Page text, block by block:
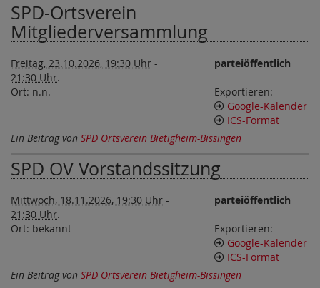
SPD-Ortsverein
Mitgliederversammlung
parteiöffentlich
Exportieren:
Google-Kalender
ICS-Format
Freitag, 23.10.2026, 19:30 Uhr -
21:30 Uhr.
Ort: n.n.
Ein Beitrag von SPD Ortsverein Bietigheim-Bissingen
SPD OV Vorstandssitzung
parteiöffentlich
Exportieren:
Google-Kalender
ICS-Format
Mittwoch, 18.11.2026, 19:30 Uhr -
21:30 Uhr.
Ort: bekannt
Ein Beitrag von SPD Ortsverein Bietigheim-Bissingen